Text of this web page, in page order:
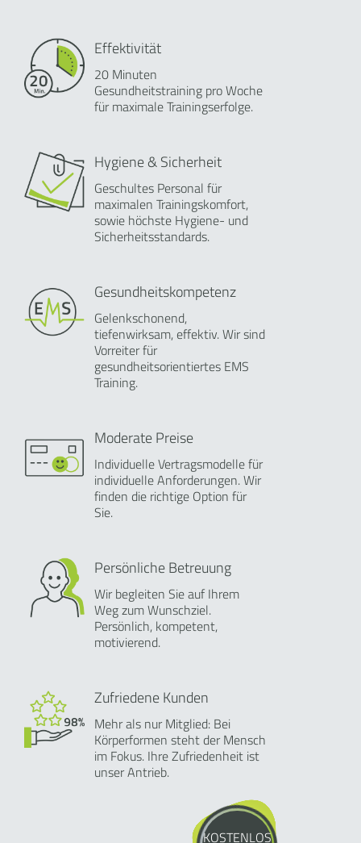
Effektivität
20 Minuten
Gesundheitstraining pro Woche
für maximale Trainingserfolge.
Hygiene & Sicherheit
Geschultes Personal für
maximalen Trainingskomfort,
sowie höchste Hygiene- und
Sicherheitsstandards.
Gesundheitskompetenz
Gelenkschonend,
tiefenwirksam, effektiv. Wir sind
Vorreiter für
gesundheitsorientiertes EMS
Training.
Moderate Preise
Individuelle Vertragsmodelle für
individuelle Anforderungen. Wir
finden die richtige Option für
Sie.
Persönliche Betreuung
Wir begleiten Sie auf Ihrem
Weg zum Wunschziel.
Persönlich, kompetent,
motivierend.
Zufriedene Kunden
Mehr als nur Mitglied: Bei
Körperformen steht der Mensch
im Fokus. Ihre Zufriedenheit ist
unser Antrieb.
KOSTENLOS